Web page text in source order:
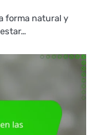
forma natural y